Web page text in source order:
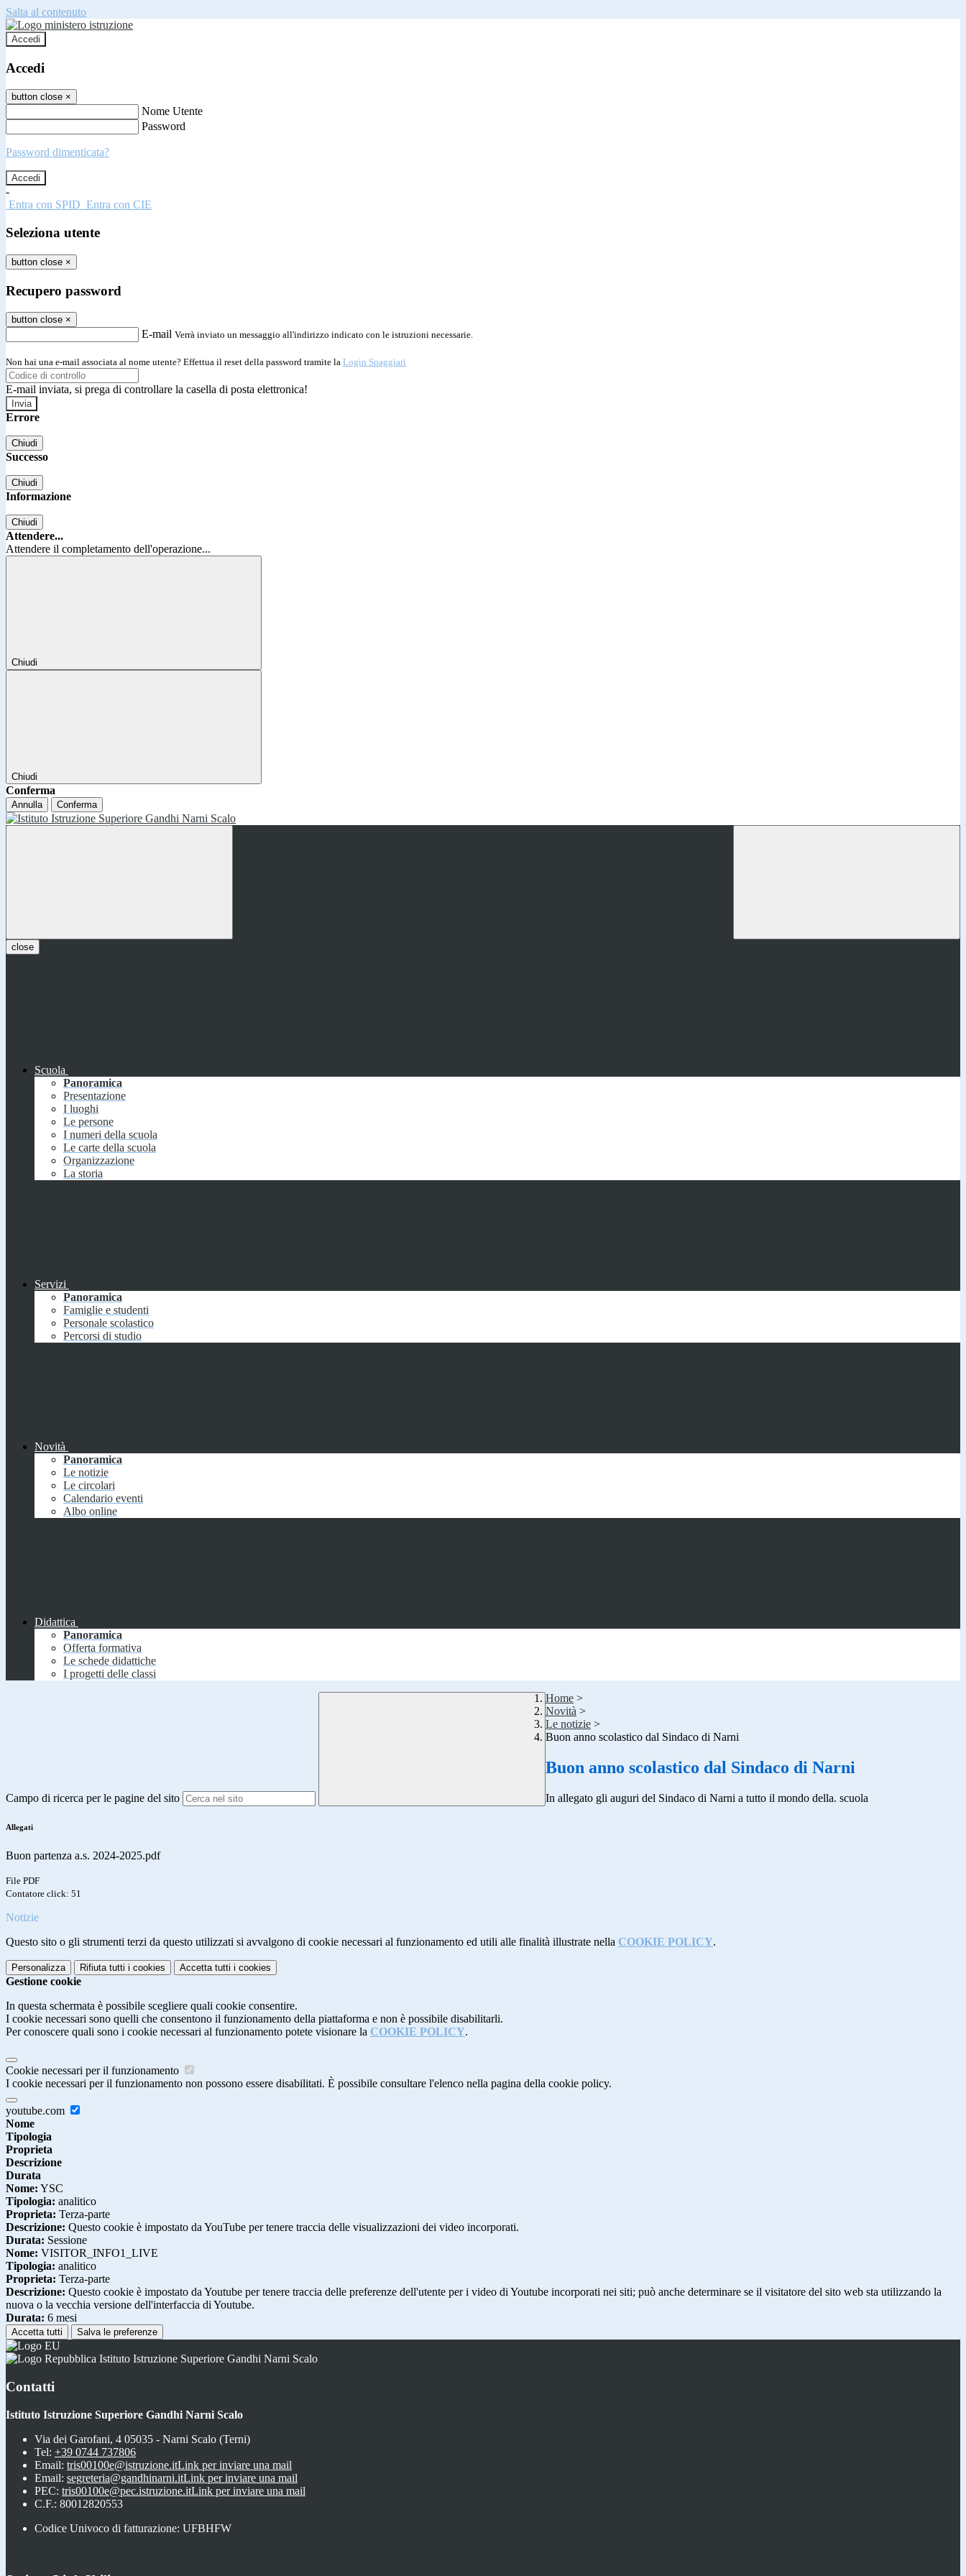
Salta al contenuto
Accedi
Accedi
button close ×
Nome Utente
Password
Password dimenticata?
-
Entra con SPID Entra con CIE
Seleziona utente
button close ×
Recupero password
button close ×
E-mail Verrà inviato un messaggio all'indirizzo indicato con le istruzioni necessarie.
Non hai una e-mail associata al nome utente? Effettua il reset della password tramite la Login Spaggiari
E-mail inviata, si prega di controllare la casella di posta elettronica!
Errore
Chiudi
Successo
Chiudi
Informazione
Chiudi
Attendere...
Attendere il completamento dell'operazione...
Chiudi
Chiudi
Conferma
Annulla Conferma
close
Scuola
Panoramica
Presentazione
I luoghi
Le persone
I numeri della scuola
Le carte della scuola
Organizzazione
La storia
Servizi
Panoramica
Famiglie e studenti
Personale scolastico
Percorsi di studio
Novità
Panoramica
Le notizie
Le circolari
Calendario eventi
Albo online
Didattica
Panoramica
Offerta formativa
Le schede didattiche
I progetti delle classi
Campo di ricerca per le pagine del sito
Home >
Novità >
Le notizie >
Buon anno scolastico dal Sindaco di Narni
Buon anno scolastico dal Sindaco di Narni
In allegato gli auguri del Sindaco di Narni a tutto il mondo della. scuola
Allegati
Buon partenza a.s. 2024-2025.pdf
File PDF
Contatore click: 51
Notizie
Questo sito o gli strumenti terzi da questo utilizzati si avvalgono di cookie necessari al funzionamento ed utili alle finalità illustrate nella COOKIE POLICY.
Personalizza Rifiuta tutti i cookies Accetta tutti i cookies
Gestione cookie
In questa schermata è possibile scegliere quali cookie consentire.
I cookie necessari sono quelli che consentono il funzionamento della piattaforma e non è possibile disabilitarli.
Per conoscere quali sono i cookie necessari al funzionamento potete visionare la COOKIE POLICY.
Cookie necessari per il funzionamento
I cookie necessari per il funzionamento non possono essere disabilitati. È possibile consultare l'elenco nella pagina della cookie policy.
youtube.com
Nome
Tipologia
Proprieta
Descrizione
Durata
Nome: YSC
Tipologia: analitico
Proprieta: Terza-parte
Descrizione: Questo cookie è impostato da YouTube per tenere traccia delle visualizzazioni dei video incorporati.
Durata: Sessione
Nome: VISITOR_INFO1_LIVE
Tipologia: analitico
Proprieta: Terza-parte
Descrizione: Questo cookie è impostato da Youtube per tenere traccia delle preferenze dell'utente per i video di Youtube incorporati nei siti; può anche determinare se il visitatore del sito web sta utilizzando la
nuova o la vecchia versione dell'interfaccia di Youtube.
Durata: 6 mesi
Accetta tutti Salva le preferenze
Istituto Istruzione Superiore Gandhi Narni Scalo
Contatti
Istituto Istruzione Superiore Gandhi Narni Scalo
Via dei Garofani, 4 05035 - Narni Scalo (Terni)
Tel: +39 0744 737806
Email: tris00100e@istruzione.itLink per inviare una mail
Email: segreteria@gandhinarni.itLink per inviare una mail
PEC: tris00100e@pec.istruzione.itLink per inviare una mail
C.F.: 80012820553
Codice Univoco di fatturazione: UFBHFW